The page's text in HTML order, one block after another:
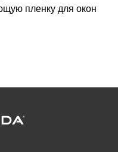
пленку для окон